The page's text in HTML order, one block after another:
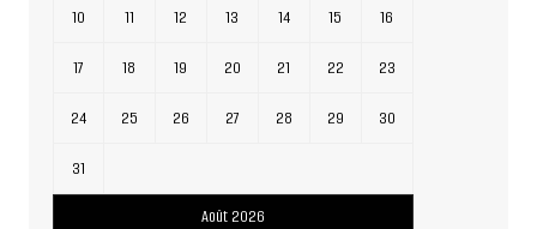
Août 2026
10 11 12 13 14 15 16
17 18 19 20 21 22 23
24 25 26 27 28 29 30
31